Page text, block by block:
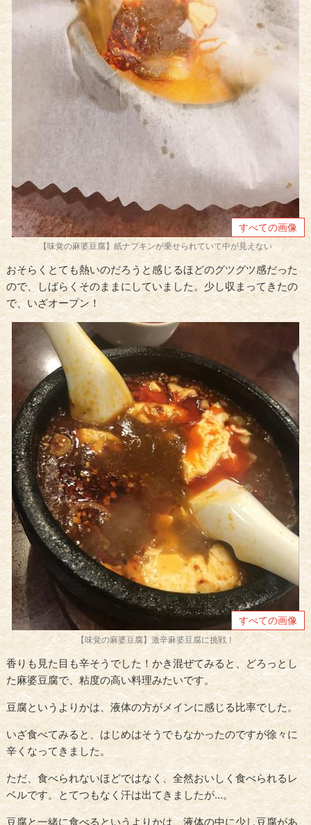
すべての画像
【味覚の麻婆豆腐】紙ナプキンが乗せられていて中が見えない
おそらくとても熱いのだろうと感じるほどのグツグツ感だった
ので、しばらくそのままにしていました。少し収まってきたの
で、いざオープン！
すべての画像
【味覚の麻婆豆腐】激辛麻婆豆腐に挑戦！
香りも見た目も辛そうでした！かき混ぜてみると、どろっとし
た麻婆豆腐で、粘度の高い料理みたいです。
豆腐というよりかは、液体の方がメインに感じる比率でした。
いざ食べてみると、はじめはそうでもなかったのですが徐々に
辛くなってきました。
ただ、食べられないほどではなく、全然おいしく食べられるレ
ベルです。とてつもなく汗は出てきましたが…。
豆腐と一緒に食べるというよりかは、液体の中に少し豆腐があ